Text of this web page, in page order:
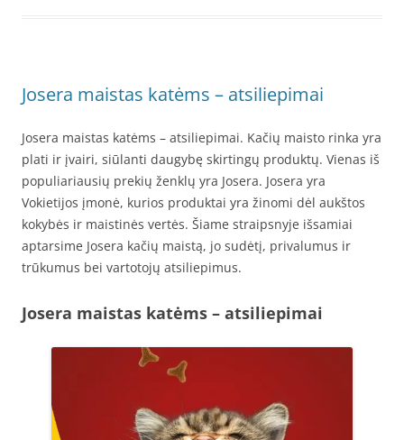
Josera maistas katėms – atsiliepimai
Josera maistas katėms – atsiliepimai. Kačių maisto rinka yra
plati ir įvairi, siūlanti daugybę skirtingų produktų. Vienas iš
populiariausių prekių ženklų yra Josera. Josera yra
Vokietijos įmonė, kurios produktai yra žinomi dėl aukštos
kokybės ir maistinės vertės. Šiame straipsnyje išsamiai
aptarsime Josera kačių maistą, jo sudėtį, privalumus ir
trūkumus bei vartotojų atsiliepimus.
Josera maistas katėms – atsiliepimai